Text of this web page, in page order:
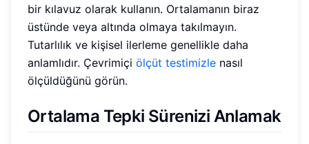
bir kılavuz olarak kullanın. Ortalamanın biraz
üstünde veya altında olmaya takılmayın.
Tutarlılık ve kişisel ilerleme genellikle daha
anlamlıdır. Çevrimiçi ölçüt testimizle nasıl
ölçüldüğünü görün.
Ortalama Tepki Sürenizi Anlamak